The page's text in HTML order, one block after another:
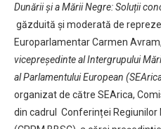
Dunării și a Mării Negre: Soluții
găzduită și moderată de
Europarlamentar Carmen Avram,
vicepreședinte al Intergrupului
al Parlamentului European
organizat de către SEArica,
din cadrul Conferinței